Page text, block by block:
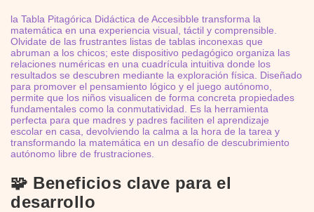
la Tabla Pitagórica Didáctica de Accesibble transforma la
matemática en una experiencia visual, táctil y comprensible.
Olvidate de las frustrantes listas de tablas inconexas que
abruman a los chicos; este dispositivo pedagógico organiza las
relaciones numéricas en una cuadrícula intuitiva donde los
resultados se descubren mediante la exploración física. Diseñado
para promover el pensamiento lógico y el juego autónomo,
permite que los niños visualicen de forma concreta propiedades
fundamentales como la conmutatividad. Es la herramienta
perfecta para que madres y padres faciliten el aprendizaje
escolar en casa, devolviendo la calma a la hora de la tarea y
transformando la matemática en un desafío de descubrimiento
autónomo libre de frustraciones.
🧩 Beneficios clave para el
desarrollo